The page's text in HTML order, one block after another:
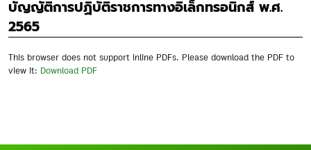
บัญญัติการปฏิบัติราชการทางอิเล็กทรอนิกส์ พ.ศ.
2565
This browser does not support inline PDFs. Please download the PDF to
view it: Download PDF